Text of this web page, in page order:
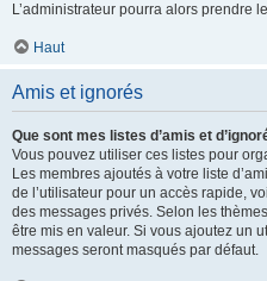
L’administrateur pourra alors prendre
Haut
Amis et ignorés
Que sont mes listes d’amis et
Vous pouvez utiliser ces listes pour
Les membres ajoutés à votre liste
de l’utilisateur pour un accès rapide,
des messages privés. Selon les
être mis en valeur. Si vous ajoutez un
messages seront masqués par défaut.